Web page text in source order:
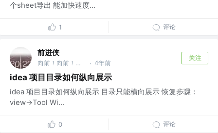
个sheet导出 能加快速度...
1 评论
前进侠
向前！向前！向前！！！ @niubiplus信息 · 4年前
关注
idea 项目目录如何纵向展示
idea 项目目录如何纵向展示 目录只能横向展示 恢复步骤：
view->Tool Wi...
0 评论